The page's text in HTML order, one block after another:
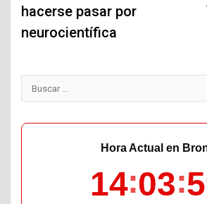
hacerse pasar por
neurocientífica
Buscar:
Hora Actual en
14 04